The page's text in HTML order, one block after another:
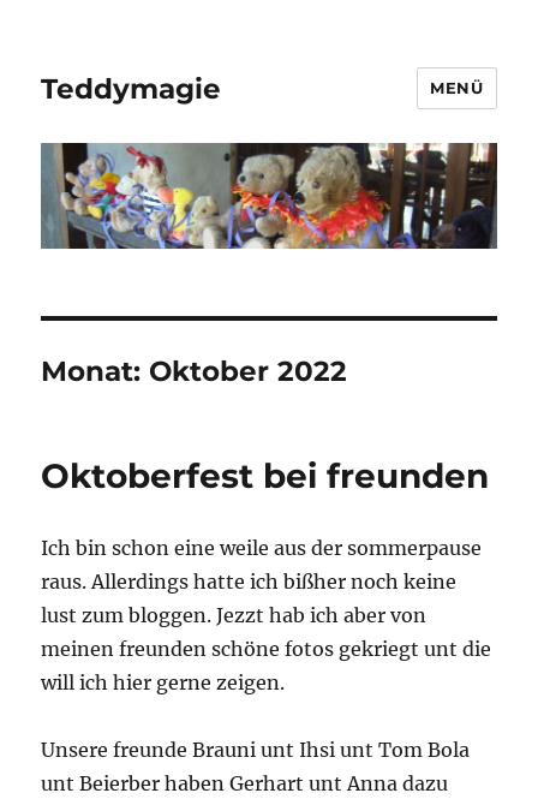
Teddymagie MENÜ
Monat: Oktober 2022
Oktoberfest bei freunden
Ich bin schon eine weile aus der sommerpause
raus. Allerdings hatte ich bißher noch keine
lust zum bloggen. Jezzt hab ich aber von
meinen freunden schöne fotos gekriegt unt die
will ich hier gerne zeigen.
Unsere freunde Brauni unt Ihsi unt Tom Bola
unt Beierber haben Gerhart unt Anna dazu